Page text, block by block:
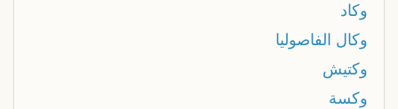
وكاد
وكال الفاصوليا
وكتيش
وكسة